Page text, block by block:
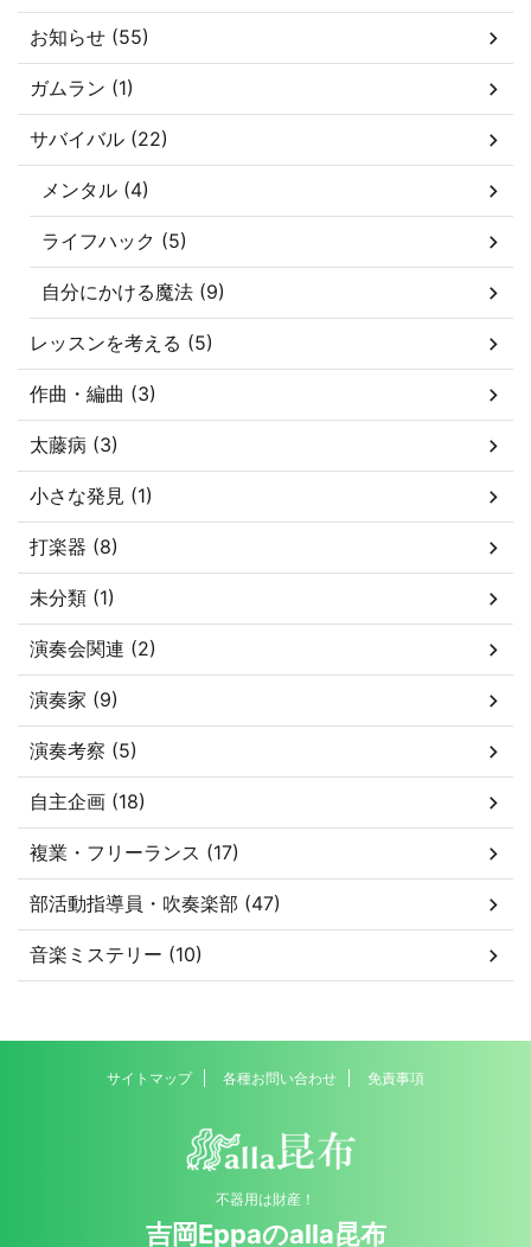
お知らせ (55)
ガムラン (1)
サバイバル (22)
メンタル (4)
ライフハック (5)
自分にかける魔法 (9)
レッスンを考える (5)
作曲・編曲 (3)
太藤病 (3)
小さな発見 (1)
打楽器 (8)
未分類 (1)
演奏会関連 (2)
演奏家 (9)
演奏考察 (5)
自主企画 (18)
複業・フリーランス (17)
部活動指導員・吹奏楽部 (47)
音楽ミステリー (10)
サイトマップ 各種お問い合わせ 免責事項
不器用は財産！
吉岡Eppaのalla昆布